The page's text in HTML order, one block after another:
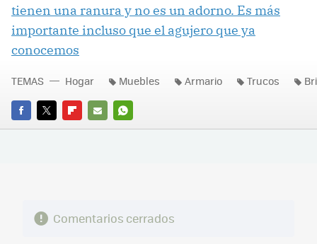
tienen una ranura y no es un adorno. Es más
importante incluso que el agujero que ya
conocemos
FACEBOOK
TWITTERFLIPBOARD
E-
WHATSAPP
TEMAS Hogar Muebles Armario Trucos
Comentarios cerrados